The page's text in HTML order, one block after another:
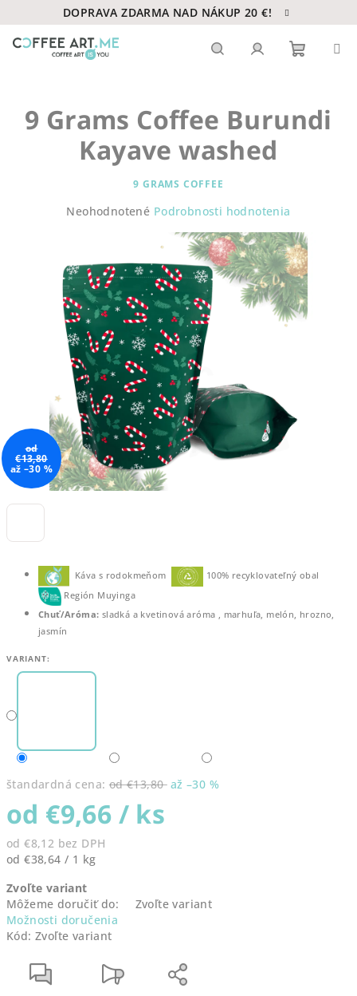
na
obsah
DOPRAVA ZDARMA NAD NÁKUP 20 €!
košík
Káva s rodokmeňom
100% recyklovateľný obal
Región Muyinga
Chuť/Aróma: sladká a kvetinová aróma , marhuľa, melón, hrozno,
jasmín
VARIANT:
štandardná cena: od €13,80 až –30 %
od €9,66 / ks
od€8,12 bez DPH
Jednotková
od €38,64 / 1 kg
Zvoľte variant
Môžeme doručiť do:
Zvoľte variant
Možnosti doručenia
Kód: Zvoľte variant
9 Grams Coffee Burundi
Kayave washed
9 GRAMS COFFEE
Priemerné
0,0
z
5
hviezdičiek.
Neohodnotené Podrobnosti hodnotenia
od
€13,80
až –30 %